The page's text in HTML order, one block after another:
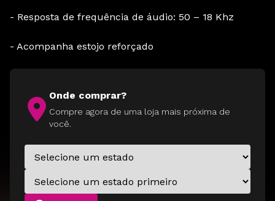
- Resposta de frequência de áudio: 50 – 18 Khz
- Acompanha estojo reforçado
Onde comprar?
Compre agora de uma loja mais próxima de
você.